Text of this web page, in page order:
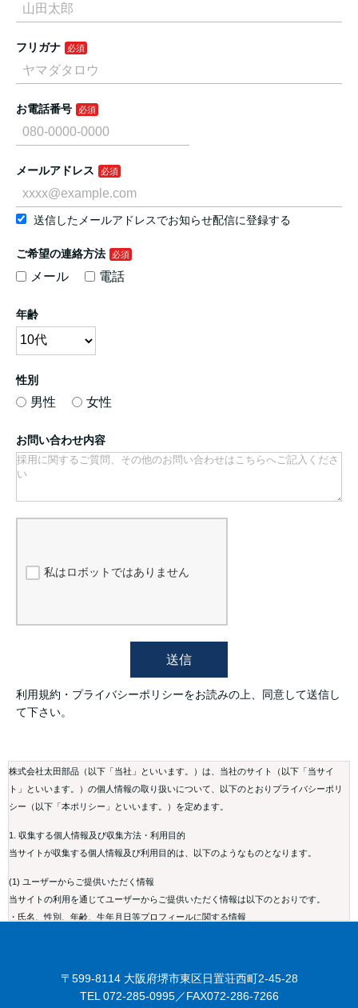
フリガナ
お電話番号
メールアドレス
送信したメールアドレスでお知らせ配信に登録する
ご希望の連絡方法
メール 電話
年齢
性別
男性 女性
お問い合わせ内容
私はロボットではありません
送信
利用規約・プライバシーポリシーをお読みの上、同意して送信し
て下さい。
株式会社太田部品（以下「当社」といいます。）は、当社のサイト（以下「当サイ
ト」といいます。）の個人情報の取り扱いについて、以下のとおりプライバシーポリ
シー（以下「本ポリシー」といいます。）を定めます。
1. 収集する個人情報及び収集方法・利用目的
当サイトが収集する個人情報及び利用目的は、以下のようなものとなります。
(1) ユーザーからご提供いただく情報
当サイトの利用を通じてユーザーからご提供いただく情報は以下のとおりです。
・氏名、性別、年齢、生年月日等プロフィールに関する情報
(2) 情報の利用目的
当社は以下に定める目的の範囲内で個人情報を取得し適切に利用します。
〒599-8114 大阪府堺市東区日置荘西町2-45-28
TEL 072-285-0995／FAX072-286-7266